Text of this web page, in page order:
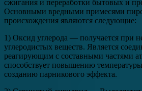
сжигания и переработки бытовых и
Основными вредными примесями
происхождения являются следующие:
1) Оксид углерода — получается при
углеродистых веществ. Является
реагирующим с составными частями
способствует повышению
созданию парникового эффекта.